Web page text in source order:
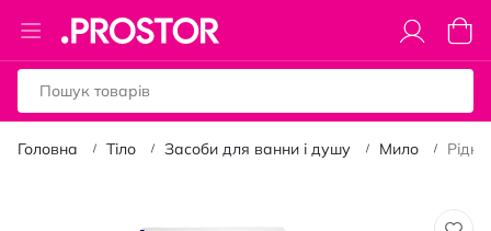
Toggle
Nav
Кошик
Головна Тіло Засоби для ванни і душу Мило